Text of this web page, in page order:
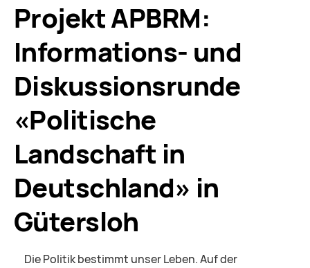
Projekt APBRM:
Informations- und
Diskussionsrunde
«Politische
Landschaft in
Deutschland» in
Gütersloh
Die Politik bestimmt unser Leben. Auf der